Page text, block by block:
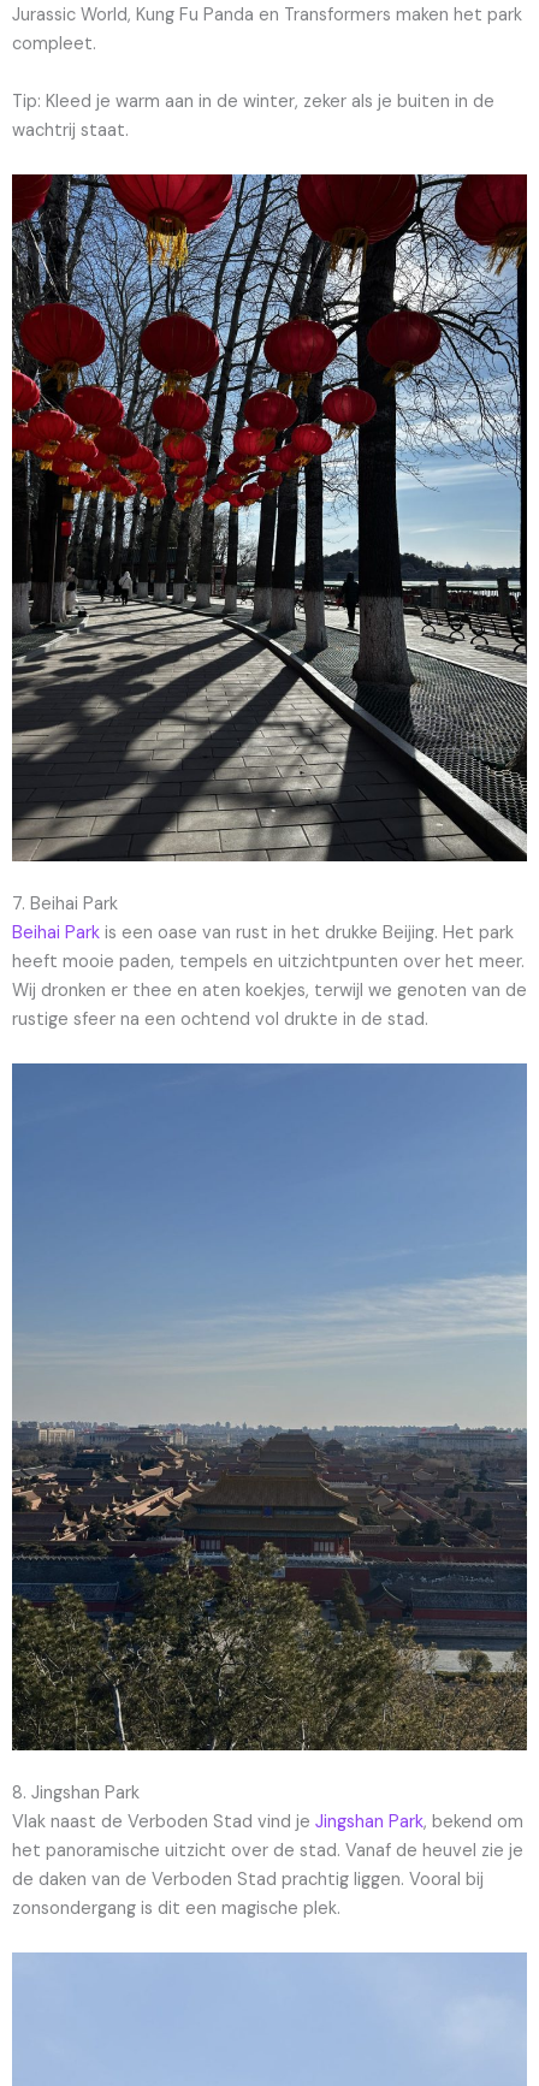
Jurassic World, Kung Fu Panda en Transformers maken het park
compleet.
Tip: Kleed je warm aan in de winter, zeker als je buiten in de
wachtrij staat.
7. Beihai Park
Beihai Park is een oase van rust in het drukke Beijing. Het park
heeft mooie paden, tempels en uitzichtpunten over het meer.
Wij dronken er thee en aten koekjes, terwijl we genoten van de
rustige sfeer na een ochtend vol drukte in de stad.
8. Jingshan Park
Vlak naast de Verboden Stad vind je Jingshan Park, bekend om
het panoramische uitzicht over de stad. Vanaf de heuvel zie je
de daken van de Verboden Stad prachtig liggen. Vooral bij
zonsondergang is dit een magische plek.